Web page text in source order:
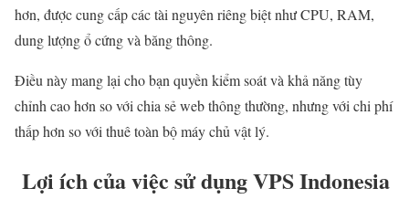
hơn, được cung cấp các tài nguyên riêng biệt như CPU, RAM,
dung lượng ổ cứng và băng thông.
Điều này mang lại cho bạn quyền kiểm soát và khả năng tùy
chỉnh cao hơn so với chia sẻ web thông thường, nhưng với chi phí
thấp hơn so với thuê toàn bộ máy chủ vật lý.
Lợi ích của việc sử dụng VPS Indonesia